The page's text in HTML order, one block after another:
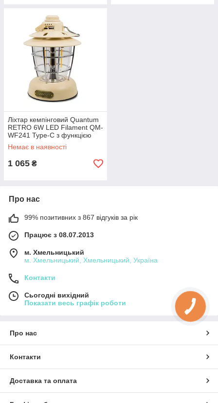
Ліхтар кемпінговий Quantum
RETRO 6W LED Filament QM-
WF241 Type-C з функцією
Power Bank
Немає в наявності
1 065 ₴
Про нас
99% позитивних з 867 відгуків за рік
Працює з 08.07.2013
м. Хмельницький
м. Хмельницький, Хмельницький, Україна
Контакти
Сьогодні вихідний
Показати весь графік роботи
Про нас
Контакти
Доставка та оплата